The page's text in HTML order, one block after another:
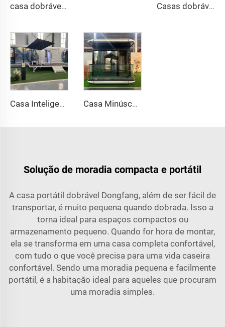
casa dobrável móvel de 40 pés e 20 pés, pré-fabricada, sala dobrável, contêiner, caixa de armazenamento, casas dobráveis à venda
Casas dobráveis de luxo de alta qualidade e mais vendidas, casa de contêiner dobrável pré-fabricada com bom preço
Casa Inteligente em Cápsula Espacial - Módulo Compacto Equipado com Tecnologia e Design Moderno para Hotel Casa Minúscula Contemporânea de Alta Qualidade em Container, Casa Resort em Cápsula Espacial, Casas Pré-fabricadas, Quarto em Cápsula Habitacional
Solução de moradia compacta e portátil
A casa portátil dobrável Dongfang, além de ser fácil de
transportar, é muito pequena quando dobrada. Isso a
torna ideal para espaços compactos ou
armazenamento pequeno. Quando for hora de montar,
ela se transforma em uma casa completa confortável,
com tudo o que você precisa para uma vida caseira
confortável. Sendo uma moradia pequena e facilmente
portátil, é a habitação ideal para aqueles que procuram
uma moradia simples.